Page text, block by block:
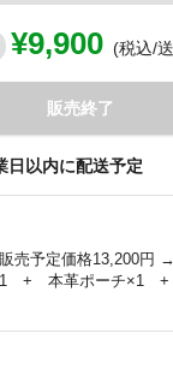
¥9,900 (税込/
販売終了
日以内に配送予定
売予定価格13,200円
+ 本革ポーチ